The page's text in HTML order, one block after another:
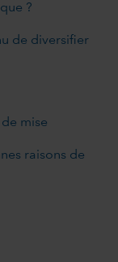
?
de diversifier
mise
raisons de